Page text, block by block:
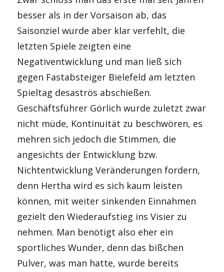
besser als in der Vorsaison ab, das
Saisonziel wurde aber klar verfehlt, die
letzten Spiele zeigten eine
Negativentwicklung und man ließ sich
gegen Fastabsteiger Bielefeld am letzten
Spieltag desaströs abschießen.
Geschäftsführer Görlich wurde zuletzt zwar
nicht müde, Kontinuität zu beschwören, es
mehren sich jedoch die Stimmen, die
angesichts der Entwicklung bzw.
Nichtentwicklung Veränderungen fordern,
denn Hertha wird es sich kaum leisten
können, mit weiter sinkenden Einnahmen
gezielt den Wiederaufstieg ins Visier zu
nehmen. Man benötigt also eher ein
sportliches Wunder, denn das bißchen
Pulver, was man hatte, wurde bereits